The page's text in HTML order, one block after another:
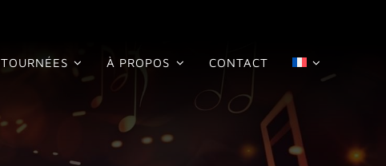
TOURNÉES À PROPOS CONTACT